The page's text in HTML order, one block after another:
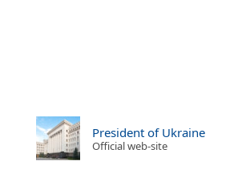
President of Ukraine
Official web-site